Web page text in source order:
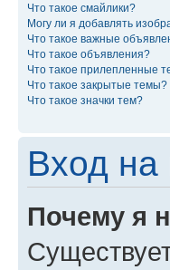
Что такое смайлики?
Могу ли я добавлять
Что такое важные
Что такое объявления?
Что такое прилепленные
Что такое закрытые темы?
Что такое значки тем?
Вход на
Почему я